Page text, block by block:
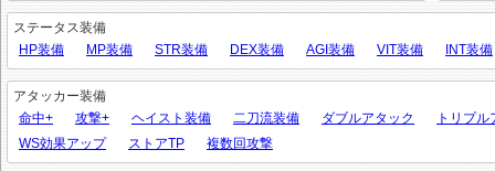
ステータス装備
HP装備
MP装備 STR装備 DEX装備 AGI装備 VIT装備 INT装備
アタッカー装備
命中+
攻撃+ ヘイスト装備 二刀流装備 ダブルアタック
トリプル
WS効果アップ
ストアTP 複数回攻撃